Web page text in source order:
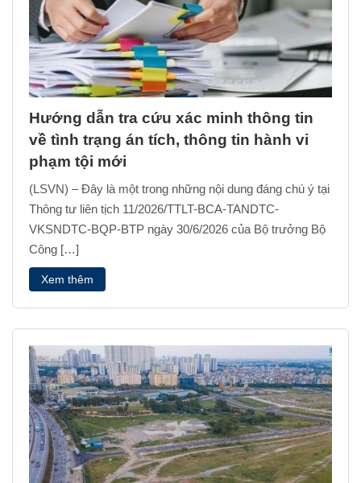
Hướng dẫn tra cứu xác minh thông tin
về tình trạng án tích, thông tin hành vi
phạm tội mới
(LSVN) – Đây là một trong những nội dung đáng chú ý tại
Thông tư liên tịch 11/2026/TTLT-BCA-TANDTC-
VKSNDTC-BQP-BTP ngày 30/6/2026 của Bộ trưởng Bộ
Công […]
Xem thêm